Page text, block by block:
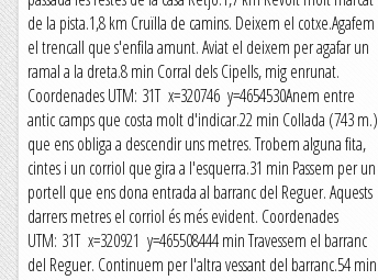
de la pista.1,8 km Cruïlla de camins. Deixem el cotxe.Agafem
el trencall que s'enfila amunt. Aviat el deixem per agafar un
ramal a la dreta.8 min Corral dels Cipells, mig enrunat.
Coordenades UTM: 31T x=320746 y=4654530Anem entre
antic camps que costa molt d'indicar.22 min Collada (743 m.)
que ens obliga a descendir uns metres. Trobem alguna fita,
cintes i un corriol que gira a l'esquerra.31 min Passem per un
portell que ens dona entrada al barranc del Reguer. Aquests
darrers metres el corriol és més evident. Coordenades
UTM: 31T x=320921 y=465508444 min Travessem el barranc
del Reguer. Continuem per l'altra vessant del barranc.54 min